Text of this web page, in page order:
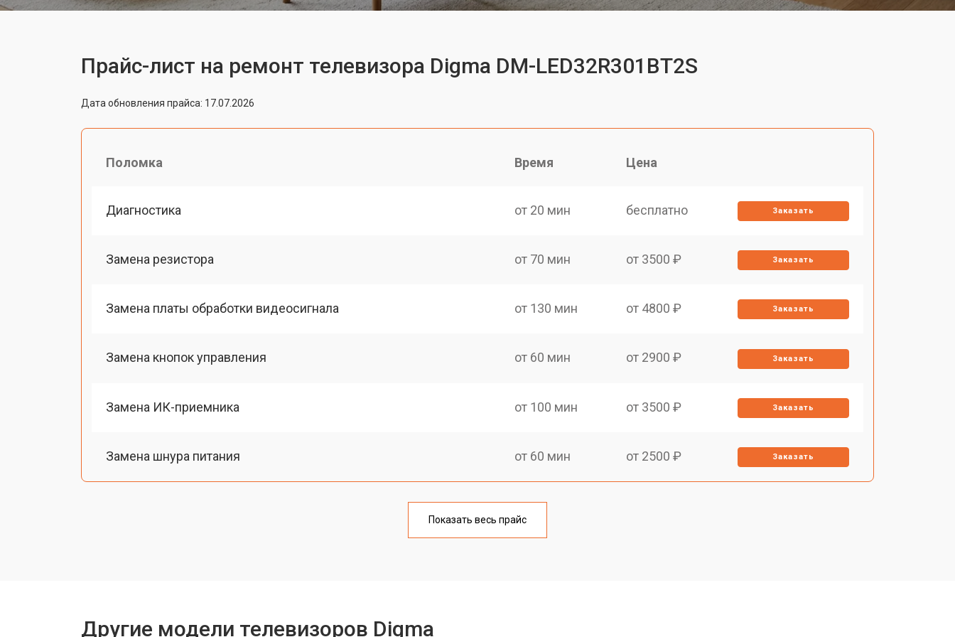
Прайс-лист на ремонт телевизора Digma DM-LED32R301BT2S
Дата обновления прайса: 17.07.2026
Поломка Время Цена
Диагностика от 20 мин бесплатно Заказать
Замена резистора от 70 мин от 3500 ₽ Заказать
Замена платы обработки видеосигнала от 130 мин от 4800 ₽ Заказать
Замена кнопок управления от 60 мин от 2900 ₽ Заказать
Замена ИК-приемника от 100 мин от 3500 ₽ Заказать
Замена шнура питания от 60 мин от 2500 ₽ Заказать
от 90 мин
Показать весь прайс
Другие модели телевизоров Digma